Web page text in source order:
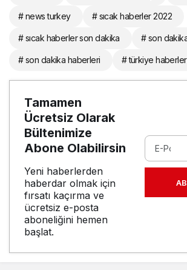
# news turkey # sıcak haberler 2022
# sıcak haberler son dakika # son
# son dakika haberleri # türkiye
Tamamen
Ücretsiz Olarak
Bültenimize
Abone Olabilirsin
Yeni haberlerden
haberdar olmak için
fırsatı kaçırma ve
ücretsiz e-posta
aboneliğini hemen
başlat.